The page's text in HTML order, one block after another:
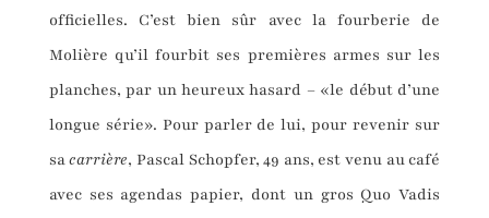
officielles. C’est bien sûr avec la fourberie de
Molière qu’il fourbit ses premières armes sur les
planches, par un heureux hasard – «le début d’une
longue série». Pour parler de lui, pour revenir sur
sacarrière, Pascal Schopfer, 49 ans, est venu au café
avec ses agendas papier, dont un gros Quo Vadis